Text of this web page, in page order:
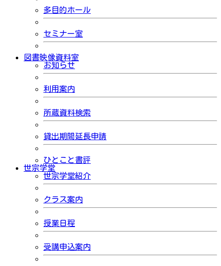
多目的ホール
セミナー室
図書映像資料室
お知らせ
利用案内
所蔵資料検索
貸出期間延長申請
ひとこと書評
世宗学堂
世宗学堂紹介
クラス案内
授業日程
受講申込案内